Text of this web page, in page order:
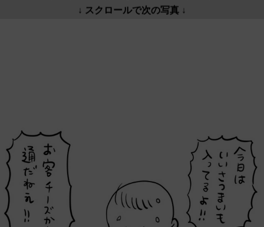
↓ スクロールで次の写真 ↓